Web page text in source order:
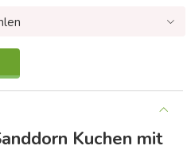
Kuchen mit